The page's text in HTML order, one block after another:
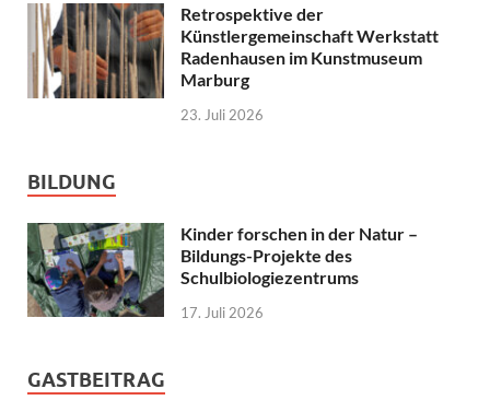
Retrospektive der
Künstlergemeinschaft Werkstatt
Radenhausen im Kunstmuseum
Marburg
23. Juli 2026
BILDUNG
Kinder forschen in der Natur –
Bildungs-Projekte des
Schulbiologiezentrums
17. Juli 2026
GASTBEITRAG